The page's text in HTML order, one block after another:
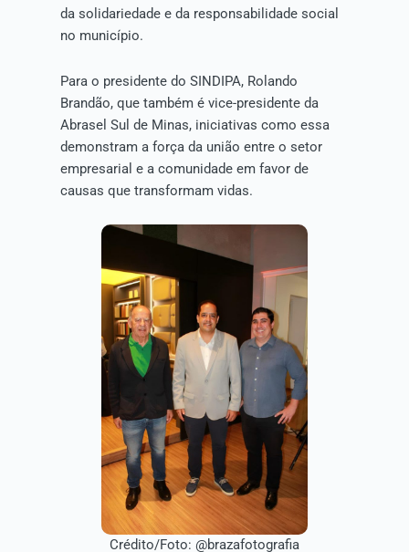
da solidariedade e da responsabilidade social
no município.
Para o presidente do SINDIPA, Rolando
Brandão, que também é vice-presidente da
Abrasel Sul de Minas, iniciativas como essa
demonstram a força da união entre o setor
empresarial e a comunidade em favor de
causas que transformam vidas.
Crédito/Foto: @brazafotografia